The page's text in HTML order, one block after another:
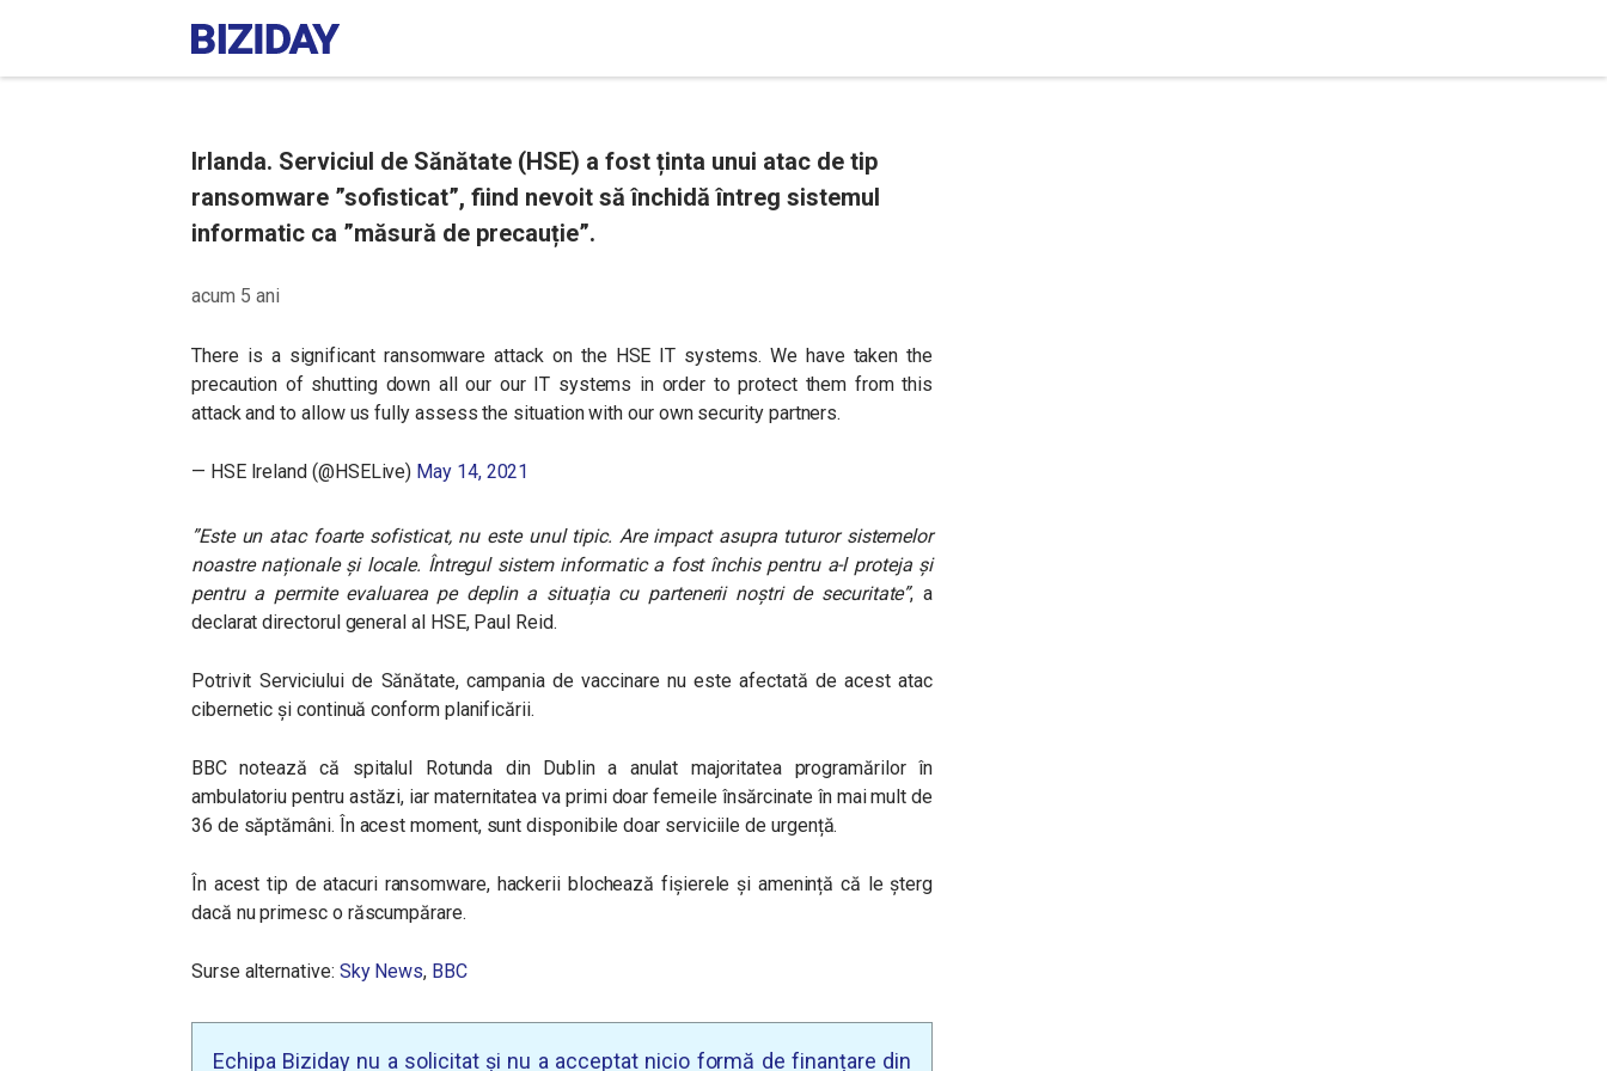
Irlanda. Serviciul de Sănătate (HSE) a fost ținta unui atac de tip
ransomware ”sofisticat”, fiind nevoit să închidă întreg sistemul
informatic ca ”măsură de precauție”.
acum 5 ani
There is a significant ransomware attack on the HSE IT systems. We have taken the
precaution of shutting down all our our IT systems in order to protect them from this
attack and to allow us fully assess the situation with our own security partners.
— HSE Ireland (@HSELive) May 14, 2021
”Este un atac foarte sofisticat, nu este unul tipic. Are impact asupra tuturor sistemelor
noastre naționale și locale. Întregul sistem informatic a fost închis pentru a-l proteja și
pentru a permite evaluarea pe deplin a situația cu partenerii noștri de securitate”, a
declarat directorul general al HSE, Paul Reid.
Potrivit Serviciului de Sănătate, campania de vaccinare nu este afectată de acest atac
cibernetic și continuă conform planificării.
BBC notează că spitalul Rotunda din Dublin a anulat majoritatea programărilor în
ambulatoriu pentru astăzi, iar maternitatea va primi doar femeile însărcinate în mai mult de
36 de săptămâni. În acest moment, sunt disponibile doar serviciile de urgență.
În acest tip de atacuri ransomware, hackerii blochează fișierele și amenință că le șterg
dacă nu primesc o răscumpărare.
Surse alternative: Sky News, BBC
Echipa Biziday nu a solicitat și nu a acceptat nicio formă de finanțare din